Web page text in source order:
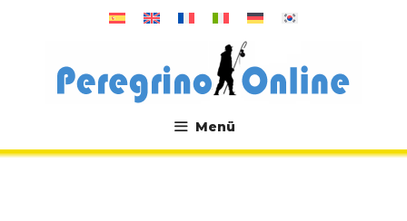
Menü
.